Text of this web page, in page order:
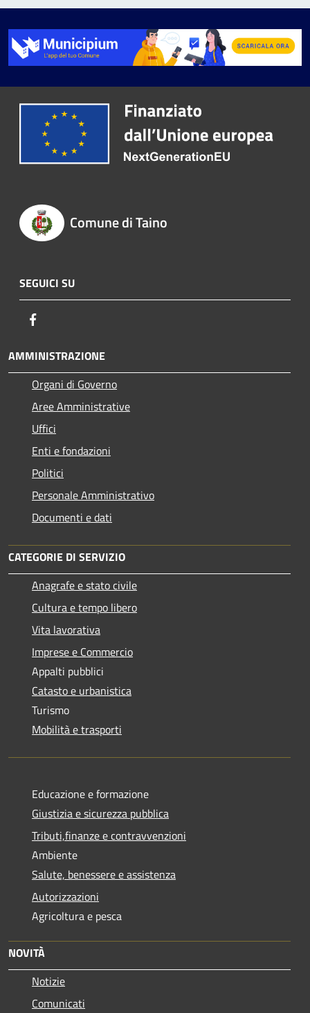
Comune di Taino
SEGUICI SU
AMMINISTRAZIONE
Organi di Governo
Aree Amministrative
Uffici
Enti e fondazioni
Politici
Personale Amministrativo
Documenti e dati
CATEGORIE DI SERVIZIO
Anagrafe e stato civile
Cultura e tempo libero
Vita lavorativa
Imprese e Commercio
Appalti pubblici
Catasto e urbanistica
Turismo
Mobilità e trasporti
Educazione e formazione
Giustizia e sicurezza pubblica
Tributi,finanze e contravvenzioni
Ambiente
Salute, benessere e assistenza
Autorizzazioni
Agricoltura e pesca
NOVITÀ
Notizie
Comunicati